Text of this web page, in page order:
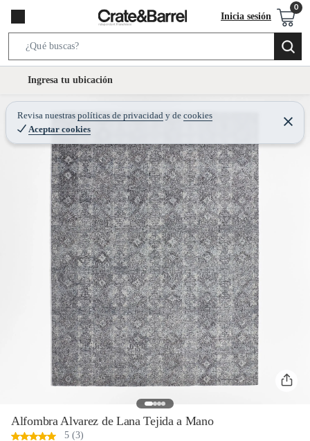
Inicia sesión
e
r
c
B
a
r
t
Ingresa tu ubicación
Revisa nuestras políticas de privacidad y de cookies
Aceptar cookies
C
r
Alfombra Alvarez de Lana Tejida a Mano
5 (3)